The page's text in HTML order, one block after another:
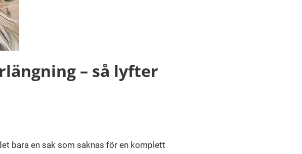
– så lyfter
bara en sak som saknas för en komplett